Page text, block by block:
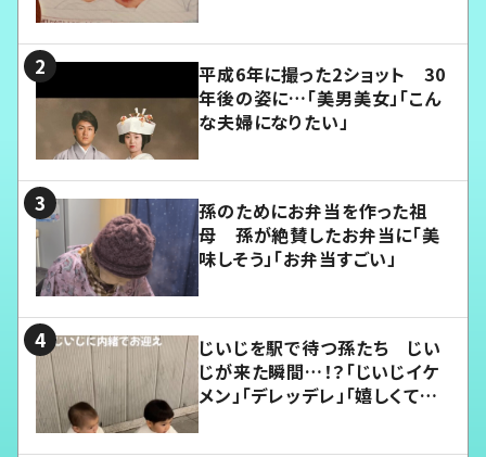
平成6年に撮った2ショット 30
年後の姿に…「美男美女」「こん
な夫婦になりたい」
孫のためにお弁当を作った祖
母 孫が絶賛したお弁当に「美
味しそう」「お弁当すごい」
じいじを駅で待つ孫たち じい
じが来た瞬間…！？「じいじイケ
メン」「デレッデレ」「嬉しくて可